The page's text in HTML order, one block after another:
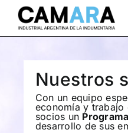
Saltar
contenido
Servicios
Actualidad
Nuestros
Con un equipo
economía y trabajo
socios un
desarrollo de sus